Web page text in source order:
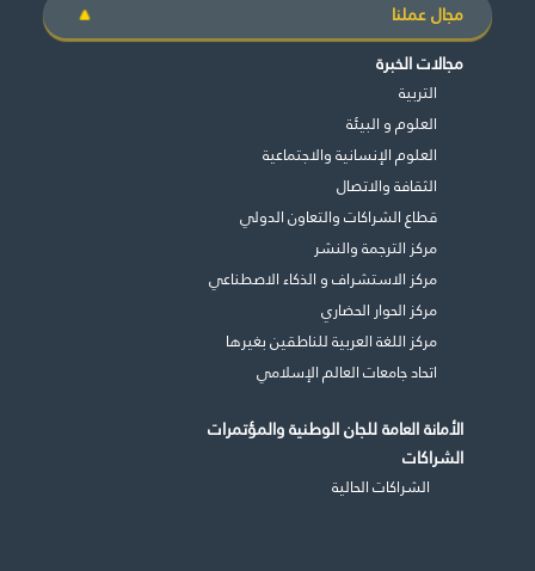
مجال عملنا
مجالات الخبرة
التربية
العلوم و البيئة
العلوم الإنسانية والاجتماعية
الثقافة والاتصال
قطاع الشراكات والتعاون الدولي
مركز الترجمة والنشر
مركز الاستشراف و الذكاء الاصطناعي
مركز الحوار الحضاري
مركز اللغة العربية للناطقين بغيرها
اتحاد جامعات العالم الإسلامي
الأمانة العامة للجان الوطنية والمؤتمرات
الشراكات
الشراكات الحالية